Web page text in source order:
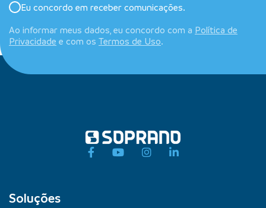
Eu concordo em receber comunicações.
Ao informar meus dados, eu concordo com a Política de
Privacidade e com os Termos de Uso.
Soluções